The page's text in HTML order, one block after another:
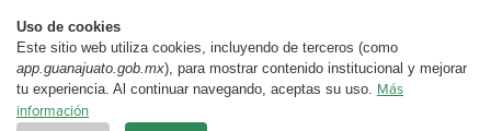
Uso de cookies
Este sitio web utiliza cookies, incluyendo de terceros (como
app.guanajuato.gob.mx), para mostrar contenido institucional y mejorar
tu experiencia. Al continuar navegando, aceptas su uso. Más
información
¿Existe algún problema con esta página?Repórtalo aquí.
Aviso legal